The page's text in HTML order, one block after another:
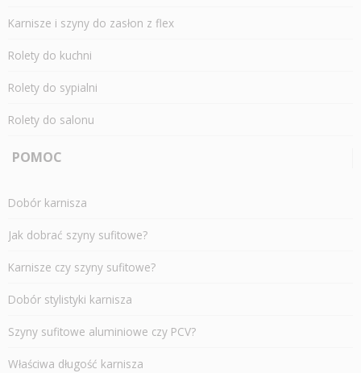
Karnisze i szyny do zasłon z flex
Rolety do kuchni
Rolety do sypialni
Rolety do salonu
POMOC
Dobór karnisza
Jak dobrać szyny sufitowe?
Karnisze czy szyny sufitowe?
Dobór stylistyki karnisza
Szyny sufitowe aluminiowe czy PCV?
Właściwa długość karnisza